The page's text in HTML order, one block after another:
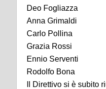
Deo Fogliazza
Anna Grimaldi
Carlo Pollina
Grazia Rossi
Ennio Serventi
Rodolfo Bona
Il Direttivo si è subito